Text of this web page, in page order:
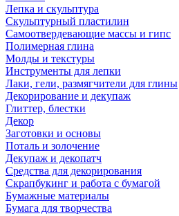
Лепка и скульптура
Скульптурный пластилин
Самоотвердевающие массы и гипс
Полимерная глина
Молды и текстуры
Инструменты для лепки
Лаки, гели, размягчители для глины
Декорирование и декупаж
Глиттер, блестки
Декор
Заготовки и основы
Поталь и золочение
Декупаж и декопатч
Средства для декорирования
Скрапбукинг и работа с бумагой
Бумажные материалы
Бумага для творчества